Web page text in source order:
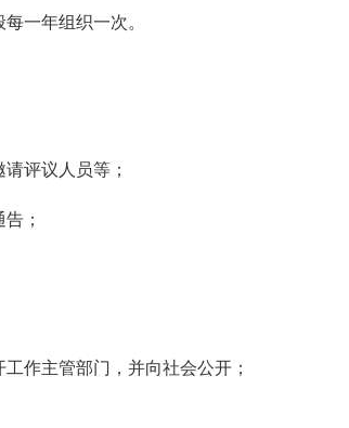
一年组织一次。
评议人员等；
；
作主管部门，并向社会公开；